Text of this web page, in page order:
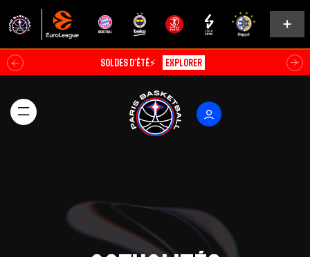
ABO EARLY BIRD 26/27🔥 Découvrir